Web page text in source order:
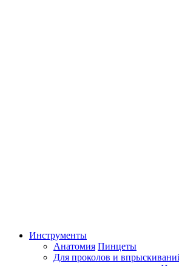
Инструменты
Анатомия Пинцеты
Для проколов и